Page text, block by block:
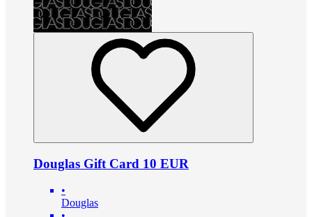
Douglas Gift Card 10 EUR
•
Douglas